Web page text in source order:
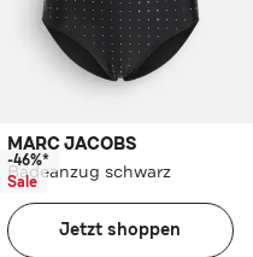
MARC JACOBS
Badeanzug schwarz
-46%*
Sale
Jetzt shoppen